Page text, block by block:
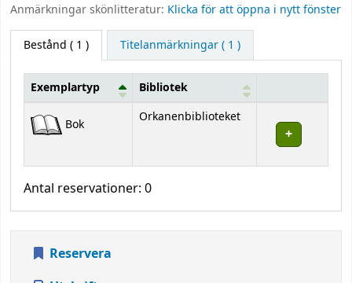
Anmärkningar skönlitteratur: Klicka för att öppna i nytt fönster
Bestånd ( 1 ) Titelanmärkningar ( 1 )
Bestånd
Exemplartyp Bibliotek
Bok Orkanenbiblioteket
Antal reservationer: 0
Reservera